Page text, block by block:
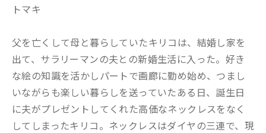
トマキ
父を亡くして母と暮らしていたキリコは、結婚し家を
出て、サラリーマンの夫との新婚生活に入った。好き
な絵の知識を活かしパートで画廊に勤め始め、つまし
いながらも楽しい暮らしを送っていたある日、誕生日
に夫がプレゼントしてくれた高価なネックレスをなく
してしまったキリコ。ネックレスはダイヤの三連で、現